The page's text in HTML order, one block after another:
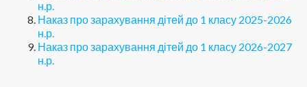
н.р.
Наказ про зарахування дітей до 1 класу 2025-2026
н.р.
Наказ про зарахування дітей до 1 класу 2026-2027
н.р.